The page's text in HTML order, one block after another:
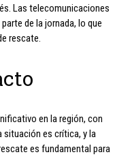
Las telecomunicaciones
de la jornada, lo que
rescate.
en la región, con
situación es crítica, y la
es fundamental para